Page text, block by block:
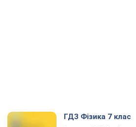
ГДЗ Фізика 7 клас